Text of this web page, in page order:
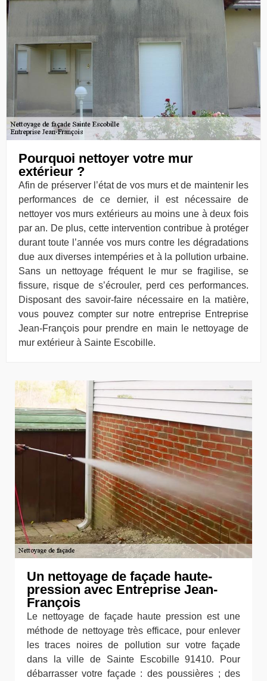
Pourquoi nettoyer votre mur
extérieur ?
Afin de préserver l’état de vos murs et de maintenir les
performances de ce dernier, il est nécessaire de
nettoyer vos murs extérieurs au moins une à deux fois
par an. De plus, cette intervention contribue à protéger
durant toute l’année vos murs contre les dégradations
due aux diverses intempéries et à la pollution urbaine.
Sans un nettoyage fréquent le mur se fragilise, se
fissure, risque de s’écrouler, perd ces performances.
Disposant des savoir-faire nécessaire en la matière,
vous pouvez compter sur notre entreprise Entreprise
Jean-François pour prendre en main le nettoyage de
mur extérieur à Sainte Escobille.
Un nettoyage de façade haute-
pression avec Entreprise Jean-
François
Le nettoyage de façade haute pression est une
méthode de nettoyage très efficace, pour enlever
les traces noires de pollution sur votre façade
dans la ville de Sainte Escobille 91410. Pour
débarrasser votre façade : des poussières ; des